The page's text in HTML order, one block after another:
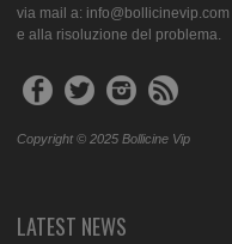
via mail a:
e alla risoluzione del problema.
Copyright © 2025 Bollicine Vip
LATEST NEWS